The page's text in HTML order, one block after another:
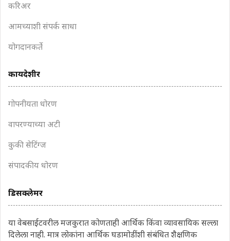
करिअर
आमच्याशी संपर्क साधा
योगदानकर्ते
कायदेशीर
गोपनीयता धोरण
वापरण्याच्या अटी
कुकी सेटिंग्ज
संपादकीय धोरण
डिसक्लेमर
या वेबसाईटवरील मजकुरात कोणताही आर्थिक किंवा व्यावसायिक सल्ला
दिलेला नाही. मात्र लोकांना आर्थिक घडामोडींशी संबंधित शैक्षणिक